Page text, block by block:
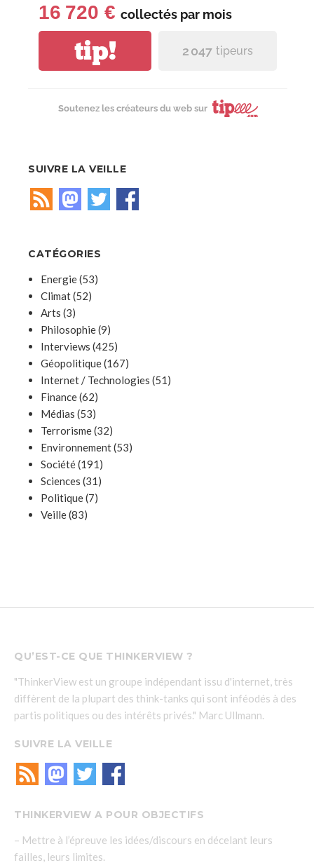
16 720 € collectés par mois
tip! 2 047 tipeurs
Soutenez les créateurs du web sur
SUIVRE LA VEILLE
CATÉGORIES
Energie(53)
Climat(52)
Arts (3)
Philosophie(9)
Interviews (425)
Géopolitique(167)
Internet / Technologies (51)
Finance(62)
Médias (53)
Terrorisme(32)
Environnement(53)
Société(191)
Sciences (31)
Politique(7)
Veille(83)
QU’EST-CE QUE THINKERVIEW ?
"ThinkerView est un groupe indépendant issu d'internet, très
diffèrent de la plupart des think-tanks qui sont inféodés à des
partis politiques ou des intérêts privés." Marc Ullmann.
SUIVRE LA VEILLE
THINKERVIEW A POUR OBJECTIFS
– Mettre à l’épreuve les idées/discours en décelant leurs
failles, leurs limites.